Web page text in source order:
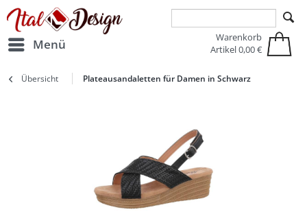
Zur Hauptnavigation springen Zum Hauptinhalt springen
Menü
Warenkorb
Artikel0,00 €
Übersicht Plateausandaletten für Damen in Schwarz